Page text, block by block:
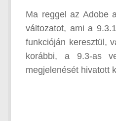
Ma reggel az Adobe
változatot, ami a
funkcióján keresztül,
korábbi, a 9.3-as
megjelenését hivatott